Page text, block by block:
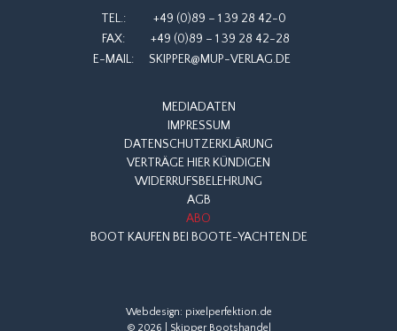
TEL.:
+49 (0)89 – 1 39 28 42-0
FAX:
+49 (0)89 – 1 39 28 42-28
E-MAIL:
SKIPPER@MUP-VERLAG.DE
MEDIADATEN
IMPRESSUM
DATENSCHUTZERKLÄRUNG
VERTRÄGE HIER KÜNDIGEN
WIDERRUFSBELEHRUNG
AGB
ABO
BOOT KAUFEN BEI BOOTE-YACHTEN.DE
Webdesign: pixelperfektion.de
© 2026 | Skipper Bootshandel